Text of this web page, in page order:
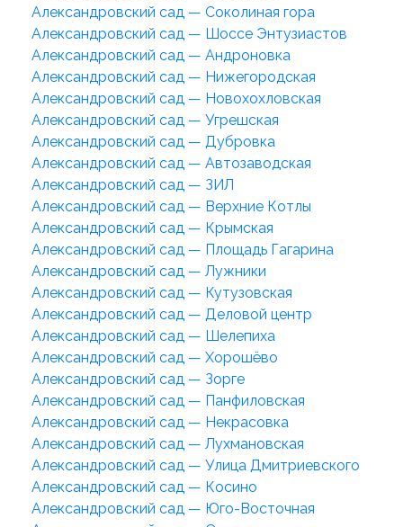
Александровский сад — Соколиная гора
Александровский сад — Шоссе Энтузиастов
Александровский сад — Андроновка
Александровский сад — Нижегородская
Александровский сад — Новохохловская
Александровский сад — Угрешская
Александровский сад — Дубровка
Александровский сад — Автозаводская
Александровский сад — ЗИЛ
Александровский сад — Верхние Котлы
Александровский сад — Крымская
Александровский сад — Площадь Гагарина
Александровский сад — Лужники
Александровский сад — Кутузовская
Александровский сад — Деловой центр
Александровский сад — Шелепиха
Александровский сад — Хорошёво
Александровский сад — Зорге
Александровский сад — Панфиловская
Александровский сад — Некрасовка
Александровский сад — Лухмановская
Александровский сад — Улица Дмитриевского
Александровский сад — Косино
Александровский сад — Юго-Восточная